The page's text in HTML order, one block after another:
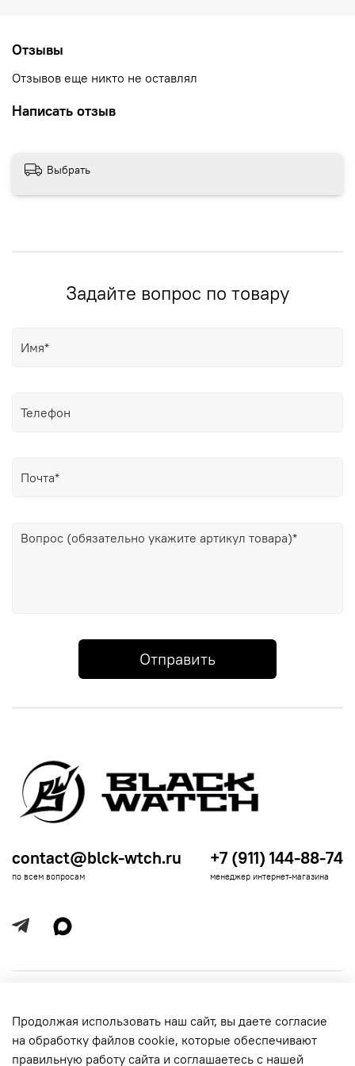
Отзывы
Отзывов еще никто не оставлял
Написать отзыв
Выбрать
Задайте вопрос по товару
Отправить
Информация для покупателей
contact@blck-wtch.ru
по всем вопросам
+7 (911) 144-88-74
менеджер интернет-магазина
Продолжая использовать наш сайт, вы даете согласие
на обработку файлов cookie, которые обеспечивают
правильную работу сайта и соглашаетесь с нашей
обработки